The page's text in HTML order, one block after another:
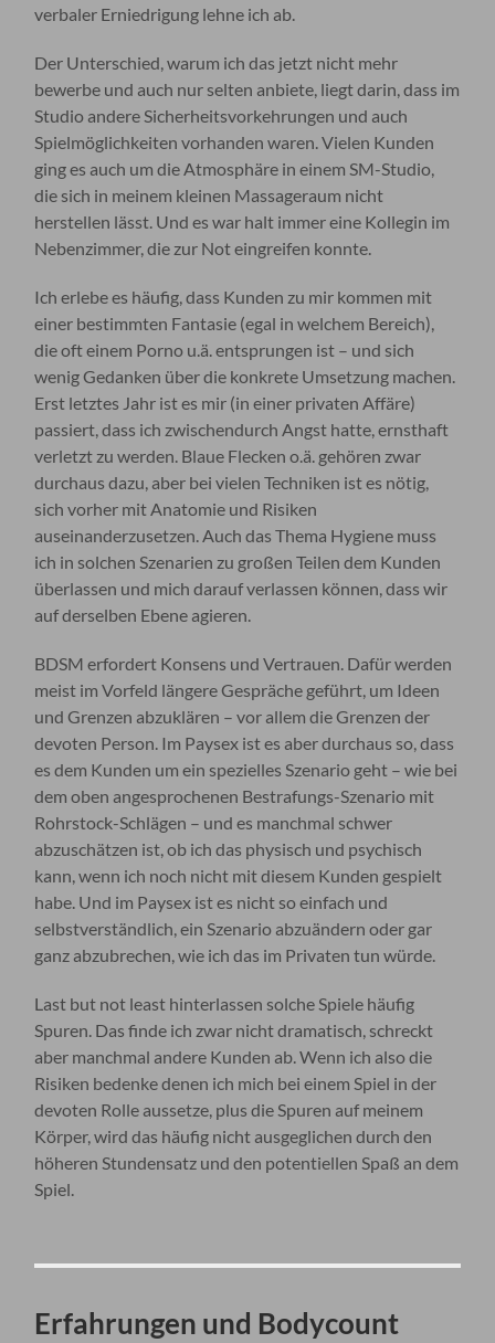
verbaler Erniedrigung lehne ich ab.
Der Unterschied, warum ich das jetzt nicht mehr
bewerbe und auch nur selten anbiete, liegt darin, dass im
Studio andere Sicherheitsvorkehrungen und auch
Spielmöglichkeiten vorhanden waren. Vielen Kunden
ging es auch um die Atmosphäre in einem SM-Studio,
die sich in meinem kleinen Massageraum nicht
herstellen lässt. Und es war halt immer eine Kollegin im
Nebenzimmer, die zur Not eingreifen konnte.
Ich erlebe es häufig, dass Kunden zu mir kommen mit
einer bestimmten Fantasie (egal in welchem Bereich),
die oft einem Porno u.ä. entsprungen ist – und sich
wenig Gedanken über die konkrete Umsetzung machen.
Erst letztes Jahr ist es mir (in einer privaten Affäre)
passiert, dass ich zwischendurch Angst hatte, ernsthaft
verletzt zu werden. Blaue Flecken o.ä. gehören zwar
durchaus dazu, aber bei vielen Techniken ist es nötig,
sich vorher mit Anatomie und Risiken
auseinanderzusetzen. Auch das Thema Hygiene muss
ich in solchen Szenarien zu großen Teilen dem Kunden
überlassen und mich darauf verlassen können, dass wir
auf derselben Ebene agieren.
BDSM erfordert Konsens und Vertrauen. Dafür werden
meist im Vorfeld längere Gespräche geführt, um Ideen
und Grenzen abzuklären – vor allem die Grenzen der
devoten Person. Im Paysex ist es aber durchaus so, dass
es dem Kunden um ein spezielles Szenario geht – wie bei
dem oben angesprochenen Bestrafungs-Szenario mit
Rohrstock-Schlägen – und es manchmal schwer
abzuschätzen ist, ob ich das physisch und psychisch
kann, wenn ich noch nicht mit diesem Kunden gespielt
habe. Und im Paysex ist es nicht so einfach und
selbstverständlich, ein Szenario abzuändern oder gar
ganz abzubrechen, wie ich das im Privaten tun würde.
Last but not least hinterlassen solche Spiele häufig
Spuren. Das finde ich zwar nicht dramatisch, schreckt
aber manchmal andere Kunden ab. Wenn ich also die
Risiken bedenke denen ich mich bei einem Spiel in der
devoten Rolle aussetze, plus die Spuren auf meinem
Körper, wird das häufig nicht ausgeglichen durch den
höheren Stundensatz und den potentiellen Spaß an dem
Spiel.
Erfahrungen und Bodycount